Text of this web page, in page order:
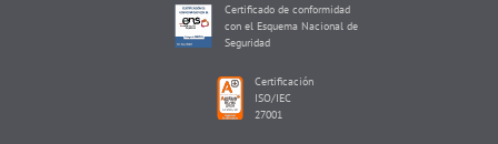
Certificado de conformidad
con el Esquema Nacional de
Seguridad
Certificación
ISO/IEC
27001